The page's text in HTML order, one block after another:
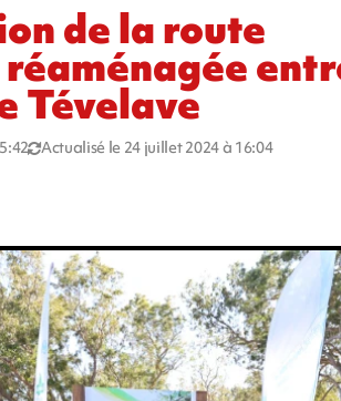
de la route
Tévelave
Actualisé le 24 juillet 2024 à 16:04